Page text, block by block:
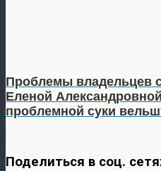
Проблемы владельцев
Еленой
проблемной суки
Поделиться в соц.